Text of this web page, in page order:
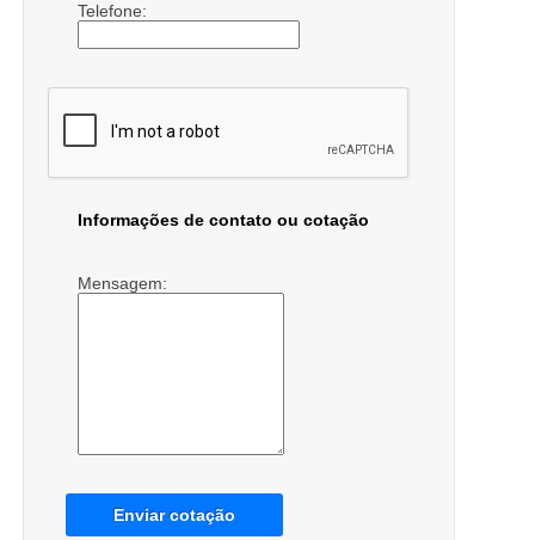
Telefone:
Informações de contato ou cotação
Mensagem:
Enviar cotação